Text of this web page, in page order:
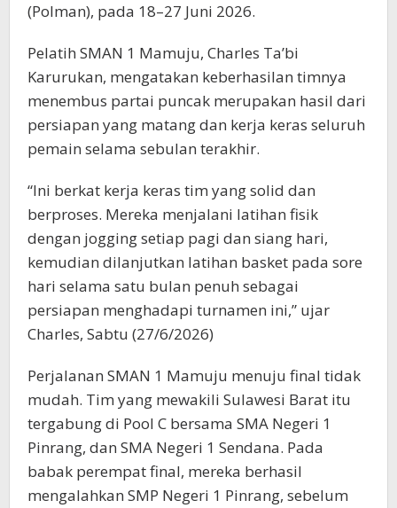
(Polman), pada 18–27 Juni 2026.
Pelatih SMAN 1 Mamuju, Charles Ta’bi
Karurukan, mengatakan keberhasilan timnya
menembus partai puncak merupakan hasil dari
persiapan yang matang dan kerja keras seluruh
pemain selama sebulan terakhir.
“Ini berkat kerja keras tim yang solid dan
berproses. Mereka menjalani latihan fisik
dengan jogging setiap pagi dan siang hari,
kemudian dilanjutkan latihan basket pada sore
hari selama satu bulan penuh sebagai
persiapan menghadapi turnamen ini,” ujar
Charles, Sabtu (27/6/2026)
Perjalanan SMAN 1 Mamuju menuju final tidak
mudah. Tim yang mewakili Sulawesi Barat itu
tergabung di Pool C bersama SMA Negeri 1
Pinrang, dan SMA Negeri 1 Sendana. Pada
babak perempat final, mereka berhasil
mengalahkan SMP Negeri 1 Pinrang, sebelum